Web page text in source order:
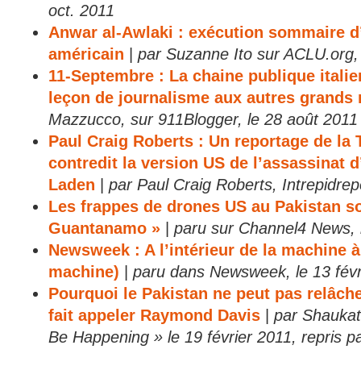
oct. 2011
Anwar al-Awlaki : exécution sommaire
américain
par Suzanne Ito sur
11-Septembre : La chaine publique
leçon de journalisme aux autres grands
Mazzucco, sur 911Blogger, le 28 août 2011
Paul Craig Roberts : Un reportage de la
contredit la version US de l’assassinat
Laden
par Paul Craig Roberts,
Les frappes de drones US au Pakistan
Guantanamo »
paru sur Channel4 News,
Newsweek : A l’intérieur de la machine
machine)
paru dans Newsweek, le 13
Pourquoi le Pakistan ne peut pas
fait appeler Raymond Davis
par
Be Happening » le 19 février 2011, repris